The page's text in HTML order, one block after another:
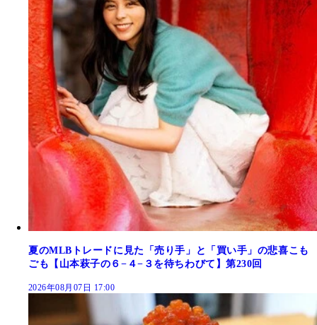
夏のMLBトレードに見た「売り手」と「買い手」の悲喜こも
ごも【山本萩子の６−４−３を待ちわびて】第230回
2026年08月07日 17:00